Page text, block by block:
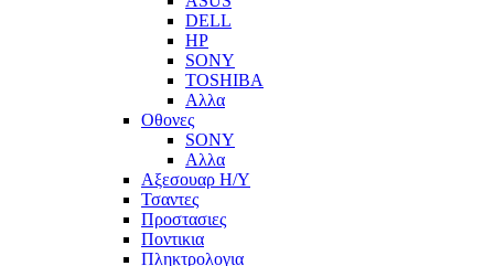
DELL
HP
SONY
TOSHIBA
Αλλα
Οθονες
SONY
Αλλα
Αξεσουαρ Η/Υ
Τσαντες
Προστασιες
Ποντικια
Πληκτρολογια